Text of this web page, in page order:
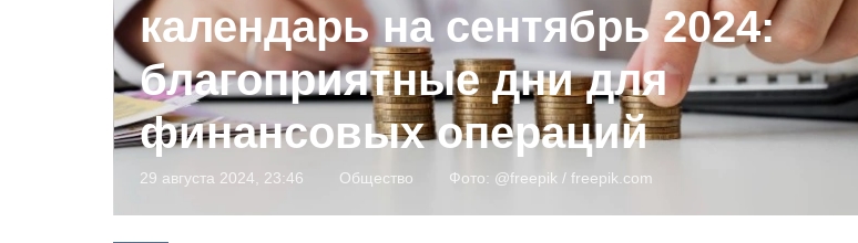
календарь на сентябрь 2024:
благоприятные дни для
финансовых операций
29 августа 2024, 23:46 Общество Фото: @freepik / freepik.com